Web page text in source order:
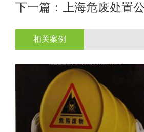
下一篇：
上海危废处置
相关案例